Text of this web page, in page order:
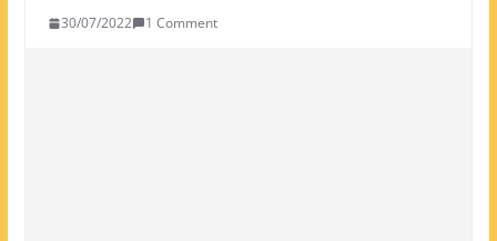
30/07/2022 1 Comment